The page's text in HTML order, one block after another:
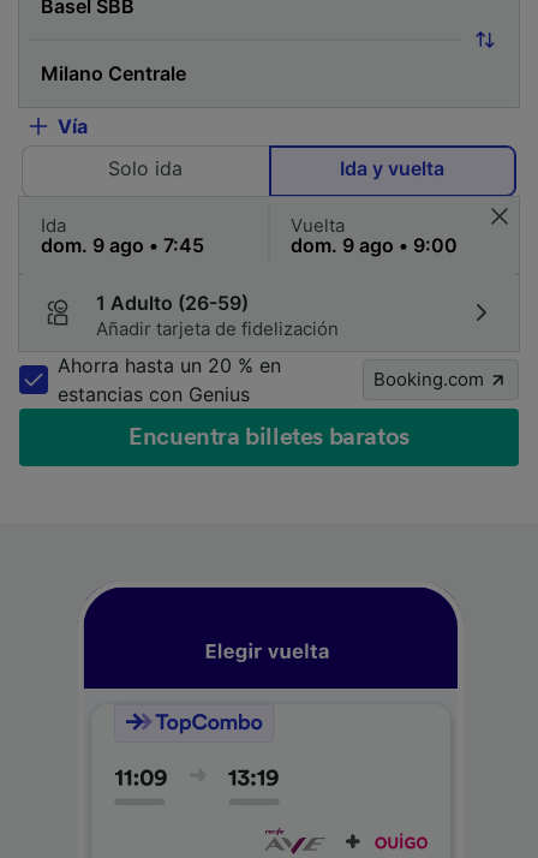
Vía
Solo ida
Ida y vuelta
Ida Vuelta
1 Adulto (26-59)
Añadir tarjeta de fidelización
Ahorra hasta un 20 % en
estancias con Genius
Booking.com
Encuentra billetes baratos